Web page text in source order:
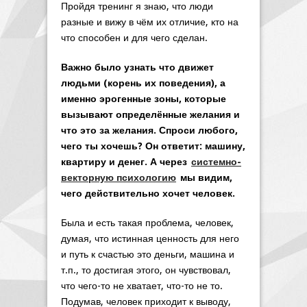
Пройдя тренинг я знаю, что люди
разные и вижу в чём их отличие, кто на
что способен и для чего сделан.
Важно было узнать что движет
людьми (корень их поведения), а
именно эрогенные зоны, которые
вызывают определённые желания и
что это за желания. Спроси любого,
чего ты хочешь? Он ответит: машину,
квартиру и денег. А через системно-
векторную психологию мы видим,
чего действительно хочет человек.
Была и есть такая проблема, человек,
думая, что истинная ценность для него
и путь к счастью это деньги, машина и
т.п., то достигая этого, он чувствовал,
что чего-то не хватает, что-то не то.
Подумав, человек приходит к выводу,